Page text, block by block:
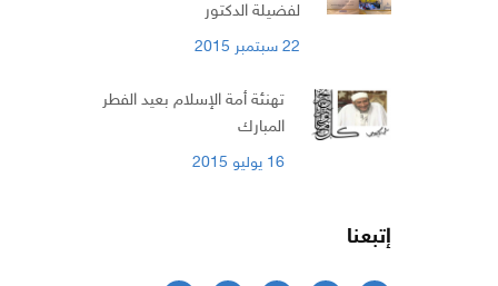
لفضيلة الدكتور
22 سبتمبر 2015
تهنئة أمة الإسلام بعيد الفطر
المبارك
16 يوليو 2015
إتبعنا